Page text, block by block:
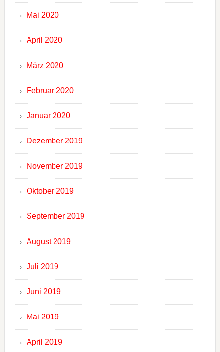
Mai 2020
April 2020
März 2020
Februar 2020
Januar 2020
Dezember 2019
November 2019
Oktober 2019
September 2019
August 2019
Juli 2019
Juni 2019
Mai 2019
April 2019